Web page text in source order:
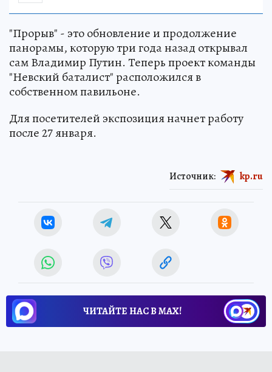
"Прорыв" - это обновление и продолжение
панорамы, которую три года назад открывал
сам Владимир Путин. Теперь проект команды
"Невский баталист" расположился в
собственном павильоне.
Для посетителей экспозиция начнет работу
после 27 января.
Источник: kp.ru
ЧИТАЙТЕ НАС В МАХ!